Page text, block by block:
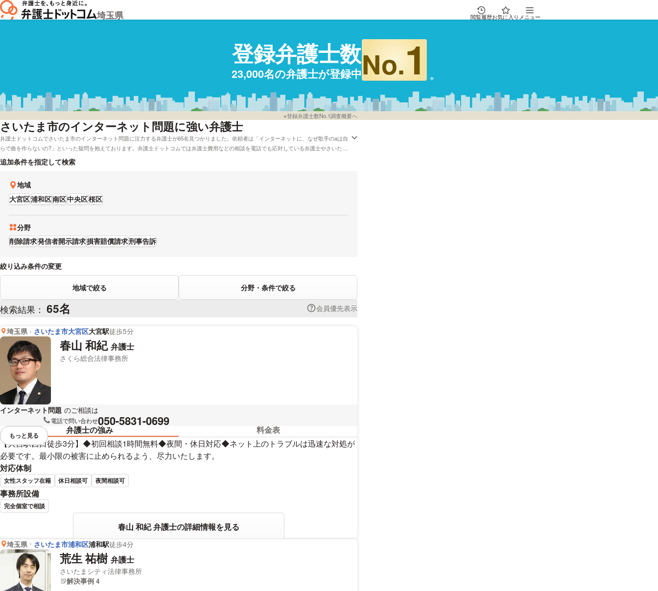
埼玉県 閲覧履歴お気に入り メニュー
登録弁護士数
23,000名の弁護士が登録中No.1
※登録弁護士数No.1調査概要へ
さいたま市のインターネット問題に強い弁護士
弁護士ドットコムでさいたま市のインターネット問題に注力する弁護士が65名見つかりました。依頼者は「インターネットに、なぜ歌手のaは自
らで曲を作らないの?」といった疑問を抱えております。弁護士ドットコムでは弁護士費用などの相談を電話でも応対している弁護士やさいたま
市で無料の法律相談「みんなの法律相談」に回答している弁護士といった様々な条件で弁護士を比較することができます。例えば「評判が高い
インターネット問題に強い弁護士や弁護士の選び方は詳しく調査したけれど、さいたま市周辺の法律事務所の弁護士を料金で検討したい」など
いて多くの経験を有しています。」とおっしゃる方もいます。インターネット問題でお困りの方は報酬基準や営業時間などの希望を考慮して、
自身にあう弁護士に相談をしてみてはいかがでしょうか。
追加条件を指定して検索
地域
大宮区浦和区南区中央区桜区
分野
削除請求発信者開示請求損害賠償請求刑事告訴
絞り込み条件の変更
地域で絞る 分野・条件で絞る
検索結果： 65名 会員優先表示
埼玉県 さいたま市大宮区大宮駅徒歩5分
春山 和紀 弁護士
さくら総合法律事務所
インターネット問題 のご相談は
電話で問い合わせ050-5831-0699
弁護士の強み
料金表
【大宮駅西口徒歩3分】◆初回相談1時間無料◆夜間・休日対応◆ネット上のトラブルは迅速な対処が
必要です。最小限の被害に止められるよう、尽力いたします。
対応体制
女性スタッフ在籍 休日相談可 夜間相談可
事務所設備
完全個室で相談
春山 和紀 弁護士の詳細情報を見る
視覚的に省略されている要素を
もっと見る
埼玉県 さいたま市浦和区浦和駅徒歩4分
荒生 祐樹 弁護士
さいたまシティ法律事務所
解決事例 4